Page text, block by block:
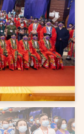
下一頁